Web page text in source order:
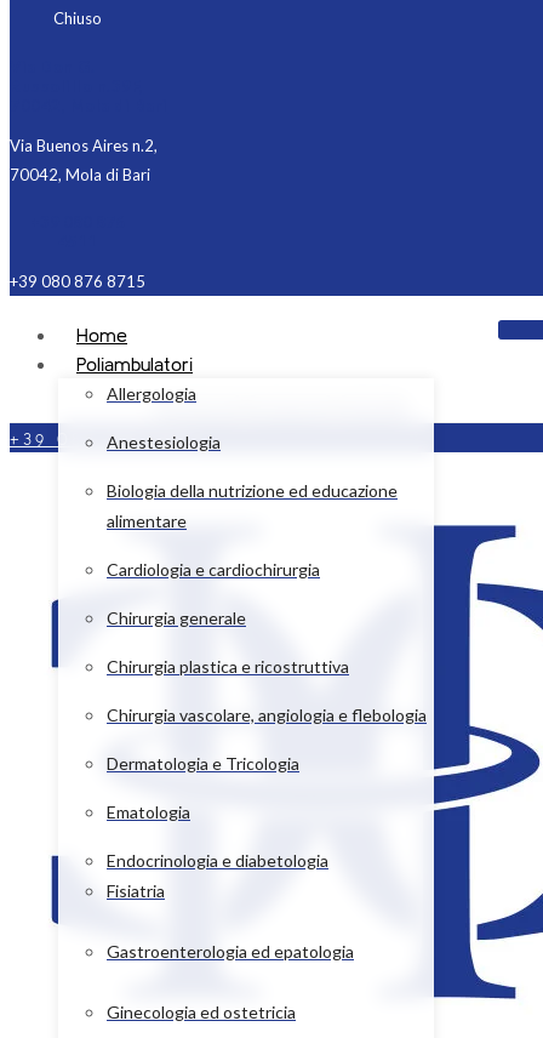
Chiuso
Via Buenos Aires n.2,
70042, Mola di Bari
+39 080 876 8715
Home
Poliambulatori
Allergologia
Anestesiologia
Biologia della nutrizione ed educazione
alimentare
Cardiologia e cardiochirurgia
Chirurgia generale
Chirurgia plastica e ricostruttiva
Chirurgia vascolare, angiologia e flebologia
Dermatologia e Tricologia
Ematologia
Endocrinologia e diabetologia
Fisiatria
Gastroenterologia ed epatologia
Ginecologia ed ostetricia
Facebook
+39 080 876 4511